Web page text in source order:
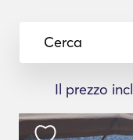
Cerca
Il prezzo